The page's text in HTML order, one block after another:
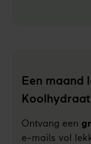
Een maand
Ontvang een
e-mails vol